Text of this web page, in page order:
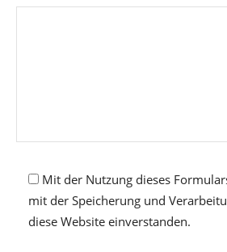
Mit der Nutzung dieses
mit der Speicherung und
diese Website einverstanden.